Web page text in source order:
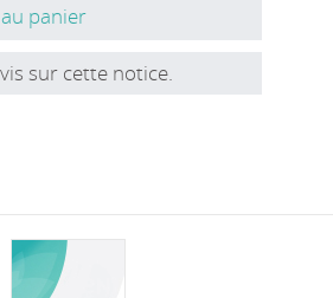
panier
sur cette notice.